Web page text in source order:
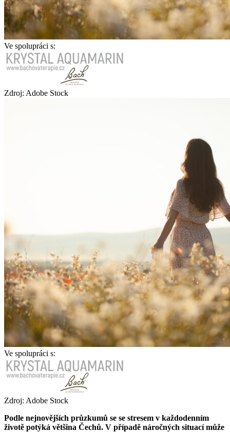
Ve spolupráci s:
Zdroj: Adobe Stock
Ve spolupráci s:
Zdroj: Adobe Stock
Podle nejnovějších průzkumů se se stresem v každodenním
životě potýká většina Čechů. V případě náročných situací může